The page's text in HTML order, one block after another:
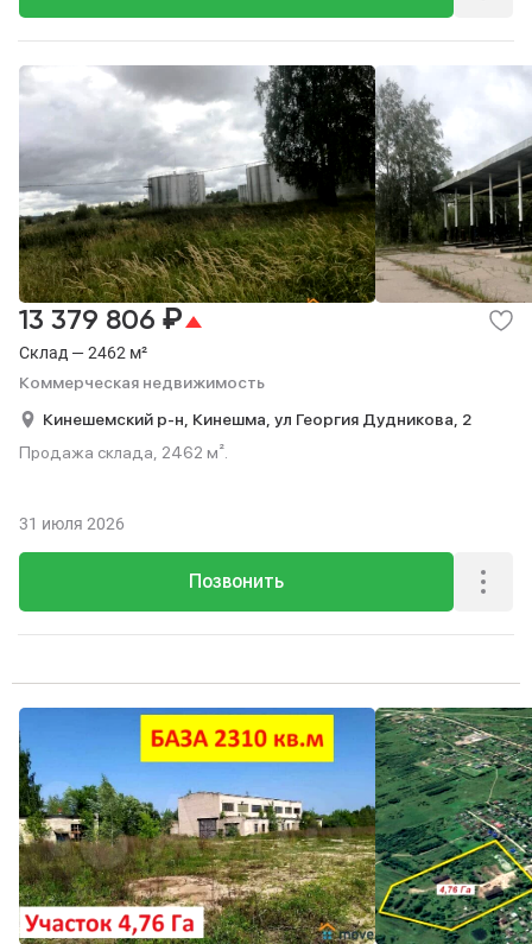
Склад — 2462 м²
Коммерческая недвижимость
13 379 806 ₽
Кинешемский р-н, Кинешма, ул Георгия Дудникова, 2
Продажа склада, 2462 м².
Позвонить
31 июля 2026